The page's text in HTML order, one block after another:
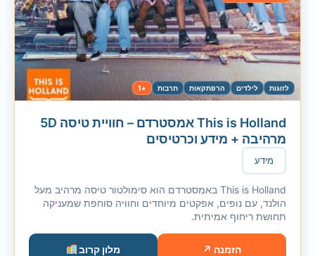
לזוגות לילדים הרפתקאות תרבות +1
This is Holland אמסטרדם – חוויית טיסה 5D
מרהיבה + מידע וכרטיסים
מידע
This is Holland באמסטרדם הוא סימולטור טיסה מרהיב מעל
הולנד, עם נופים, אפקטים מיוחדים וחוויה סוחפת שמעניקה
תחושת ריחוף אמיתית.
הזמנה ↗ מלון קרוב